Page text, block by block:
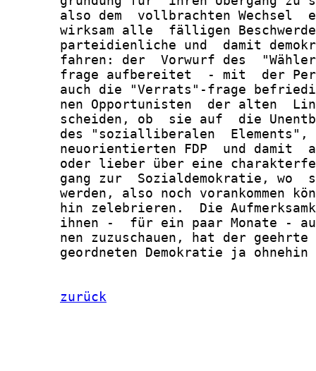
also dem  vollbrachten Wechsel
wirksam alle  fälligen
parteidienliche und  damit
fahren: der  Vorwurf des
frage aufbereitet  - mit  der
auch die "Verrats"-frage
nen Opportunisten  der alten
scheiden, ob  sie auf  die
des "sozialliberalen
neuorientierten FDP  und damit
oder lieber über eine
gang zur  Sozialdemokratie, wo
werden, also noch vorankommen
hin zelebrieren.  Die
ihnen -  für ein paar Monate -
nen zuzuschauen, hat der
geordneten Demokratie ja ohnehin
zurück